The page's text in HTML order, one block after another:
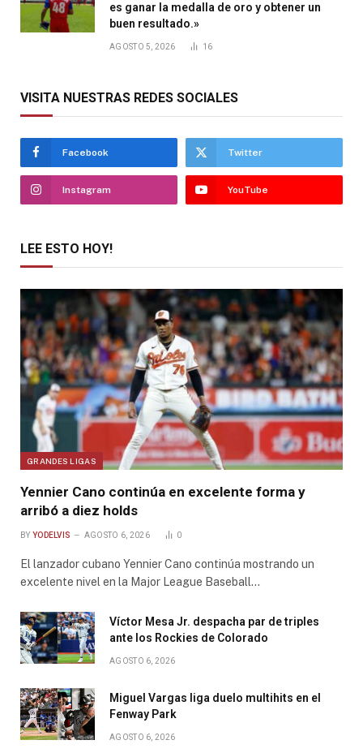
es ganar la medalla de oro y obtener un
buen resultado.»
AGOSTO 5, 2026 16
VISITA NUESTRAS REDES SOCIALES
Facebook Twitter
Instagram YouTube
LEE ESTO HOY!
GRANDES LIGAS
Yennier Cano continúa en excelente forma y
arribó a diez holds
BY YODELVIS AGOSTO 6, 2026 0
El lanzador cubano Yennier Cano continúa mostrando un
excelente nivel en la Major League Baseball…
Víctor Mesa Jr. despacha par de triples
ante los Rockies de Colorado
AGOSTO 6, 2026
Miguel Vargas liga duelo multihits en el
Fenway Park
AGOSTO 6, 2026